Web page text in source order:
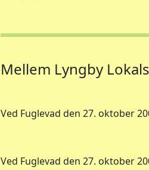
Mellem Lyngby
Ved Fuglevad den 27. oktober
Ved Fuglevad den 27. oktober